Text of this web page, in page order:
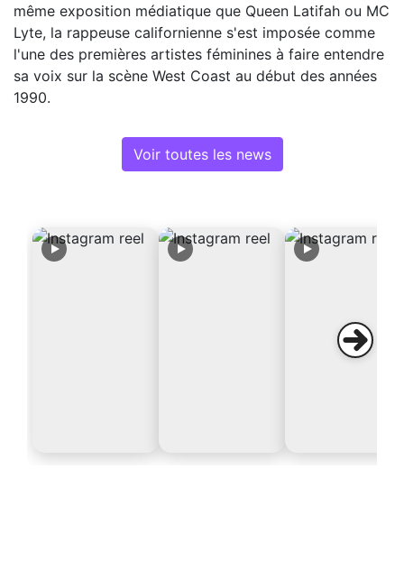
même exposition médiatique que Queen Latifah ou MC
Lyte, la rappeuse californienne s'est imposée comme
l'une des premières artistes féminines à faire entendre
sa voix sur la scène West Coast au début des années
1990.
Voir toutes les news